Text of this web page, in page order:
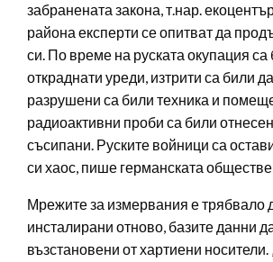
забранената закона, т.нар.
района експерти се опитват да
си. По време на руската окупация са
откраднати уреди, изтрити са били
разрушени са били техника и
радиоактивни проби са били
съсипани. Руските войници са
си хаос, пише германската
Мрежите за измервания е трябвало
инсталирани отново, базите данни
възстановени от хартиени